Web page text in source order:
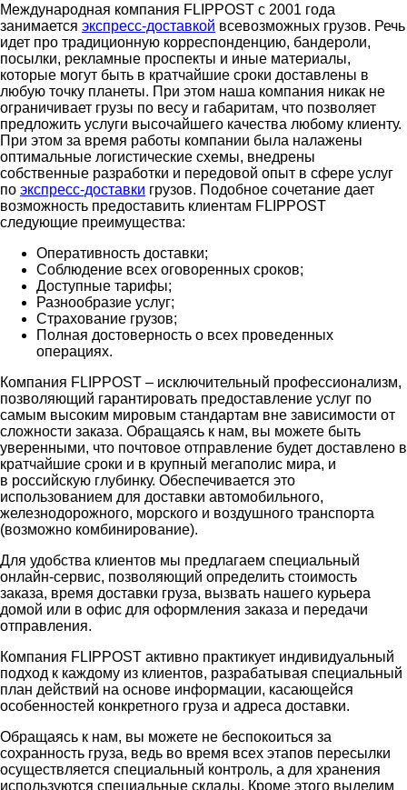
Международная компания FLIPPOST с 2001 года
занимается экспресс-доставкой всевозможных грузов. Речь
идет про традиционную корреспонденцию, бандероли,
посылки, рекламные проспекты и иные материалы,
которые могут быть в кратчайшие сроки доставлены в
любую точку планеты. При этом наша компания никак не
ограничивает грузы по весу и габаритам, что позволяет
предложить услуги высочайшего качества любому клиенту.
При этом за время работы компании была налажены
оптимальные логистические схемы, внедрены
собственные разработки и передовой опыт в сфере услуг
по экспресс-доставки грузов. Подобное сочетание дает
возможность предоставить клиентам FLIPPOST
следующие преимущества:
Оперативность доставки;
Соблюдение всех оговоренных сроков;
Доступные тарифы;
Разнообразие услуг;
Страхование грузов;
Полная достоверность о всех проведенных
операциях.
Компания FLIPPOST – исключительный профессионализм,
позволяющий гарантировать предоставление услуг по
самым высоким мировым стандартам вне зависимости от
сложности заказа. Обращаясь к нам, вы можете быть
уверенными, что почтовое отправление будет доставлено в
кратчайшие сроки и в крупный мегаполис мира, и
в российскую глубинку. Обеспечивается это
использованием для доставки автомобильного,
железнодорожного, морского и воздушного транспорта
(возможно комбинирование).
Для удобства клиентов мы предлагаем специальный
онлайн-сервис, позволяющий определить стоимость
заказа, время доставки груза, вызвать нашего курьера
домой или в офис для оформления заказа и передачи
отправления.
Компания FLIPPOST активно практикует индивидуальный
подход к каждому из клиентов, разрабатывая специальный
план действий на основе информации, касающейся
особенностей конкретного груза и адреса доставки.
Обращаясь к нам, вы можете не беспокоиться за
сохранность груза, ведь во время всех этапов пересылки
осуществляется специальный контроль, а для хранения
используются специальные склады. Кроме этого выделим